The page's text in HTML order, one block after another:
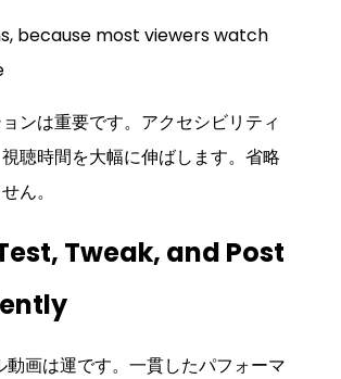
because most viewers watch
ンは重要です。アクセシビリティ
聴時間を大幅に伸ばします。省略
ん。
Tweak, and Post
動画は運です。一貫したパフォーマ